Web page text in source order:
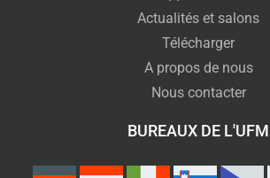
Actualités et salons
Télécharger
A propos de nous
Nous contacter
BUREAUX DE L'UFM